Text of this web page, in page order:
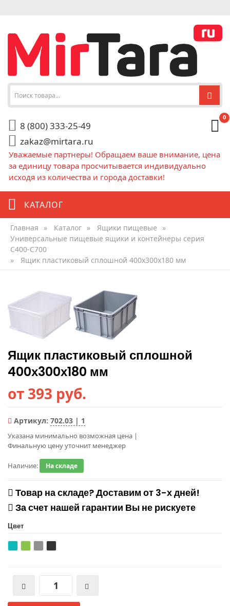
8 (800) 333-25-49
zakaz@mirtara.ru
0
Уважаемые партнеры! Обращаем ваше внимание, цена
за единицу товара просчитывается индивидуально
исходя из количества и города доставки!
КАТАЛОГ
Главная » Каталог » Ящики пищевые
»
Универсальные пищевые ящики и контейнеры серия
C400-С700
»
Ящик пластиковый сплошной 400х300х180 мм
Ящик пластиковый сплошной
400х300х180 мм
от 393 руб.
Артикул: 702.03 | 1
Указана минимально возможная цена |
Финальную цену уточнит менеджер
Наличие: На складе
Товар на складе? Доставим от 3-х дней!
За счет нашей гарантии Вы не рискуете
Цвет